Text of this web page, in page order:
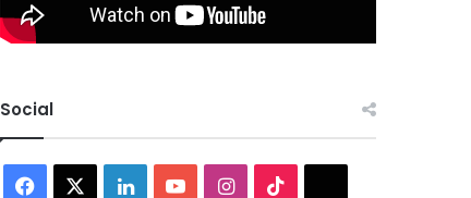
Social
Facebook LinkedInYouTubeInstagram